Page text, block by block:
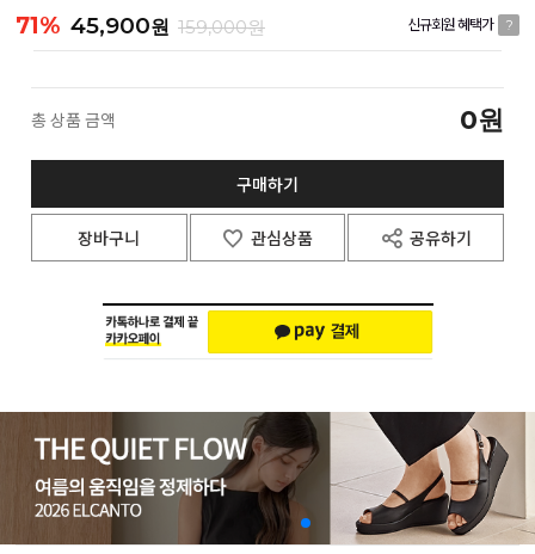
71% 45,900원 159,000원 신규회원 혜택가 ?
총 상품 금액 0원
구매하기
장바구니 관심상품 공유하기